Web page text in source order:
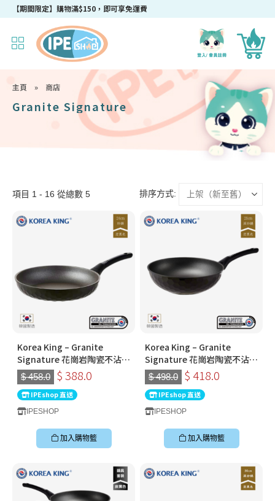
【期間限定】購物滿$150，即可享免運費
主頁 » 商店
Granite Signature
項目 1 - 16 從總數 5 排序方式:
Korea King – Granite
Signature 花崗岩陶瓷不沾鍋
〡24cm平底鍋〡經典炭黑色
〡韓國製易潔鑊
$ 458.0 $ 388.0
IPEshop 直送
IPESHOP
加入購物籃
Korea King – Granite
Signature 花崗岩陶瓷不沾鍋
〡28cm深炒鍋 〡經典炭黑色
〡韓國製易潔鑊
$ 498.0 $ 418.0
IPEshop 直送
IPESHOP
加入購物籃